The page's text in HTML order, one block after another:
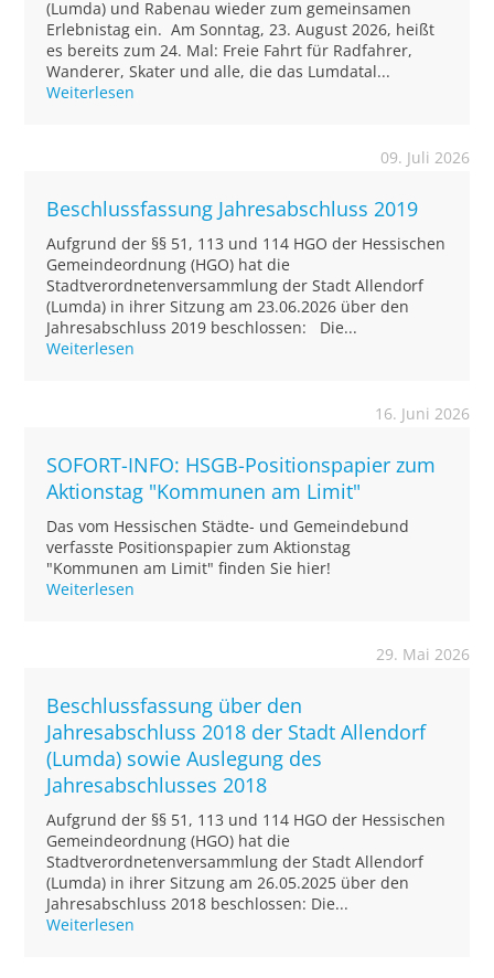
(Lumda) und Rabenau wieder zum gemeinsamen
Erlebnistag ein. Am Sonntag, 23. August 2026, heißt
es bereits zum 24. Mal: Freie Fahrt für Radfahrer,
Wanderer, Skater und alle, die das Lumdatal...
Weiterlesen
09. Juli 2026
Beschlussfassung Jahresabschluss 2019
Aufgrund der §§ 51, 113 und 114 HGO der Hessischen
Gemeindeordnung (HGO) hat die
Stadtverordnetenversammlung der Stadt Allendorf
(Lumda) in ihrer Sitzung am 23.06.2026 über den
Jahresabschluss 2019 beschlossen: Die...
Weiterlesen
16. Juni 2026
SOFORT-INFO: HSGB-Positionspapier zum
Aktionstag "Kommunen am Limit"
Das vom Hessischen Städte- und Gemeindebund
verfasste Positionspapier zum Aktionstag
"Kommunen am Limit" finden Sie hier!
Weiterlesen
29. Mai 2026
Beschlussfassung über den
Jahresabschluss 2018 der Stadt Allendorf
(Lumda) sowie Auslegung des
Jahresabschlusses 2018
Aufgrund der §§ 51, 113 und 114 HGO der Hessischen
Gemeindeordnung (HGO) hat die
Stadtverordnetenversammlung der Stadt Allendorf
(Lumda) in ihrer Sitzung am 26.05.2025 über den
Jahresabschluss 2018 beschlossen: Die...
Weiterlesen